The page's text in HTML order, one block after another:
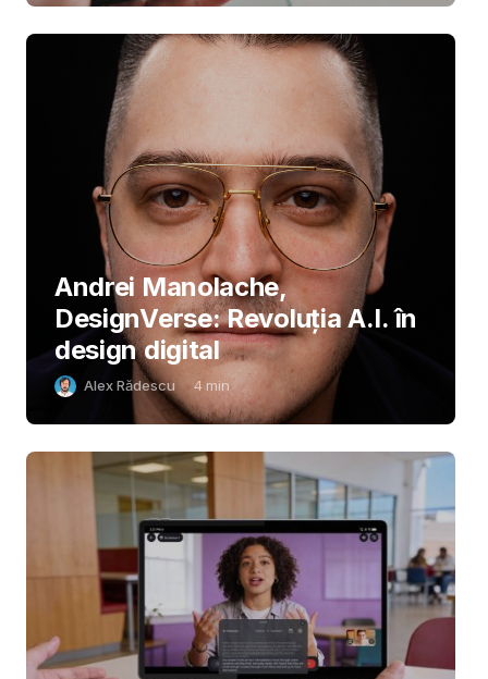
Andrei Manolache,
DesignVerse: Revoluția A.I. în
design digital
Alex Rădescu 4 min